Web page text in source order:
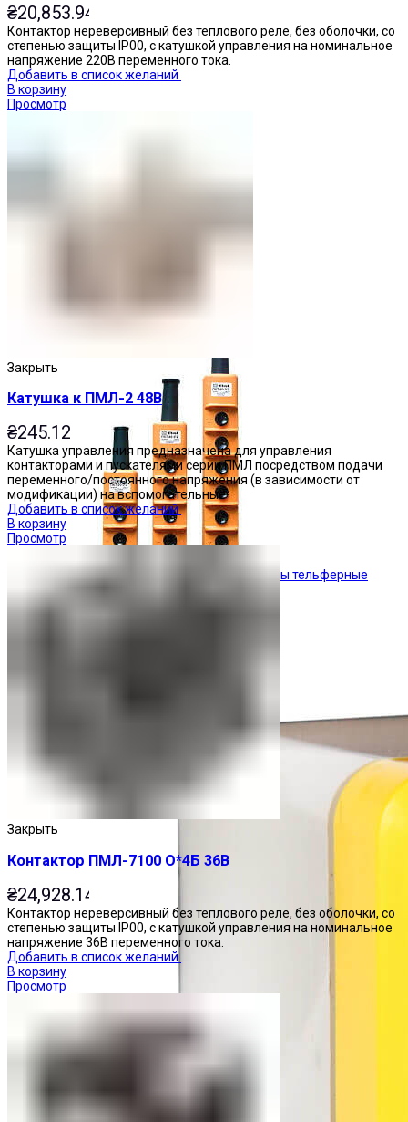
Кнопочные посты
Посты тельферные
₴20,853.94
Контактор нереверсивный без теплового реле, без оболочки, со
степенью защиты IP00, с катушкой управления на номинальное
напряжение 220В переменного тока.
Добавить в список желаний
В корзину
Просмотр
Закрыть
Катушка к ПМЛ-2 48В
₴245.12
Катушка управления предназначена для управления
контакторами и пускателями серии ПМЛ посредством подачи
переменного/постоянного напряжения (в зависимости от
модификации) на вспомогательные
Добавить в список желаний
В корзину
Просмотр
Закрыть
Контактор ПМЛ-7100 О*4Б 36В
₴24,928.14
Контактор нереверсивный без теплового реле, без оболочки, со
степенью защиты IP00, с катушкой управления на номинальное
напряжение 36В переменного тока.
Добавить в список желаний
В корзину
Просмотр